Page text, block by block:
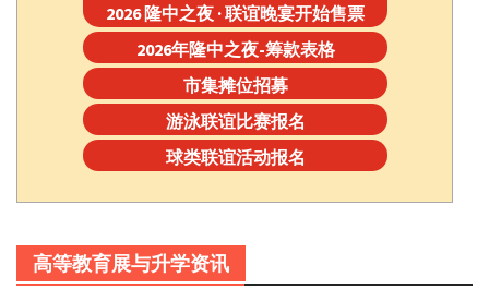
2026 隆中之夜 · 联谊晚宴开始售票
2026年隆中之夜-筹款表格
市集摊位招募
游泳联谊比赛报名
球类联谊活动报名
高等教育展与升学资讯